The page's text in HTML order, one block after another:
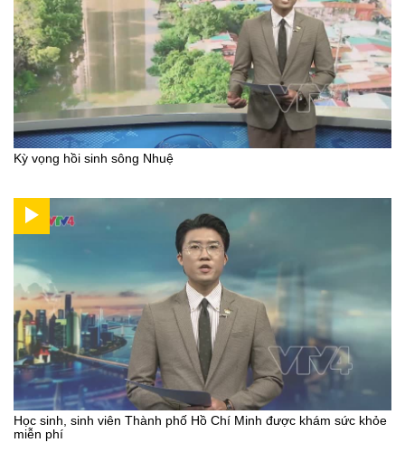
Kỳ vọng hồi sinh sông Nhuệ
Học sinh, sinh viên Thành phố Hồ Chí Minh được khám sức khỏe
miễn phí